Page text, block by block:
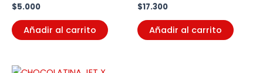
$5.000
Añadir al carrito
$17.300
Añadir al carrito